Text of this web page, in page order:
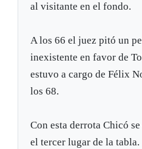
al visitante en el fondo.
A los 66 el juez pitó un
inexistente en favor de
estuvo a cargo de Félix
los 68.
Con esta derrota Chicó
el tercer lugar de la tabla.